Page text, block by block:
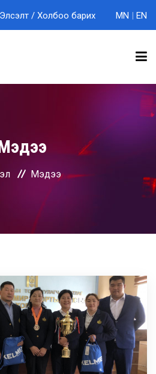
Элсэлт / Холбоо барих MN | EN
Мэдээ